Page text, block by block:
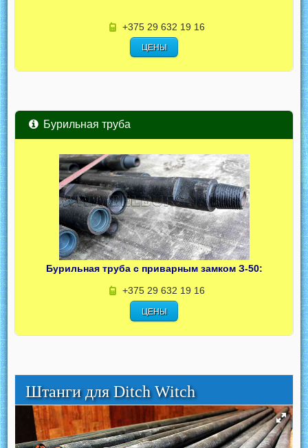
+375 29 632 19 16
ЦЕНЫ
Бурильная труба
Бурильная труба с приварным замком З-50:
+375 29 632 19 16
ЦЕНЫ
Штанги для Ditch Witch